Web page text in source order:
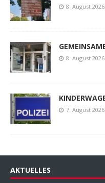
8. August 2026
8. August 2026
7. August 2026
AKTUELLES